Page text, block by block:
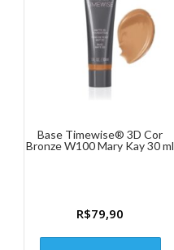
Base Timewise® 3D Cor
Bronze W100 Mary Kay 30 ml
R$79,90